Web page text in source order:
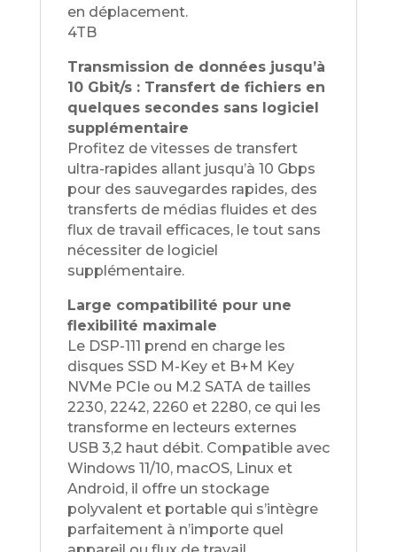
en déplacement.
4TB
Transmission de données jusqu’à
10 Gbit/s : Transfert de fichiers en
quelques secondes sans logiciel
supplémentaire
Profitez de vitesses de transfert
ultra-rapides allant jusqu’à 10 Gbps
pour des sauvegardes rapides, des
transferts de médias fluides et des
flux de travail efficaces, le tout sans
nécessiter de logiciel
supplémentaire.
Large compatibilité pour une
flexibilité maximale
Le DSP-111 prend en charge les
disques SSD M-Key et B+M Key
NVMe PCIe ou M.2 SATA de tailles
2230, 2242, 2260 et 2280, ce qui les
transforme en lecteurs externes
USB 3,2 haut débit. Compatible avec
Windows 11/10, macOS, Linux et
Android, il offre un stockage
polyvalent et portable qui s’intègre
parfaitement à n’importe quel